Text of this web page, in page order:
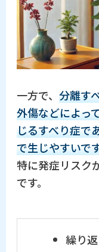
一方で、 分離す
外傷などによっ
じるすべり症で
で生じやすいで
特に発症リスク
です。
繰り